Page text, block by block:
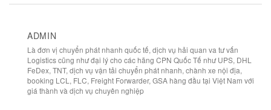
ADMIN
Là đơn vị chuyển phát nhanh quốc tế, dịch vụ hải quan va tư vấn
Logistics cũng như đại lý cho các hãng CPN Quốc Tế như UPS, DHL
FeDex, TNT, dịch vụ vận tải chuyển phát nhanh, chành xe nội địa,
booking LCL, FLC, Freight Forwarder, GSA hàng đầu tại Việt Nam với
giá thành và dịch vụ chuyên nghiệp